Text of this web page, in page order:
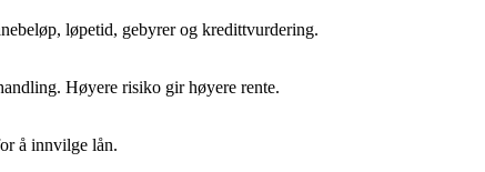
løpetid, gebyrer og kredittvurdering.
Høyere risiko gir høyere rente.
å innvilge lån.